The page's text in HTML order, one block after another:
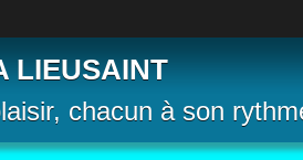
LIEUSAINT
chacun à son